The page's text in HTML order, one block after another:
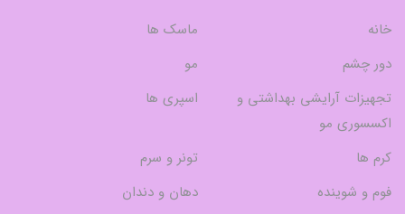
خانه
ماسک ها
دور چشم
مو
تجهیزات آرایشی بهداشتی و
اکسسوری مو
اسپری ها
کرم ها
تونر و سرم
فوم و شوینده
دهان و دندان